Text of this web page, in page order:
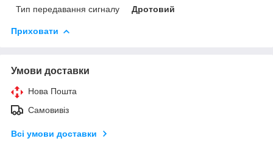
Тип передавання сигналу
Дротовий
Приховати
Умови доставки
Нова Пошта
Самовивіз
Всі умови доставки